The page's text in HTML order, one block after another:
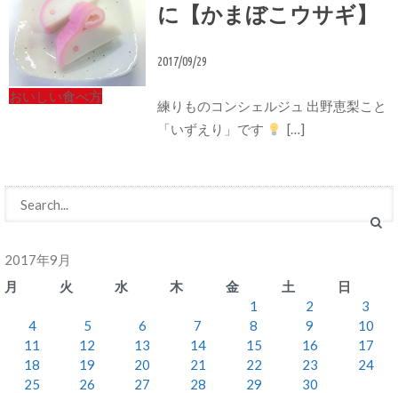
おいしい食べ方
に【かまぼこウサギ】
2017/09/29
練りものコンシェルジュ 出野恵梨こと
「いずえり」です
[…]
2017年9月
月
火 水 木 金 土
日
1
2
3
4
5 6 7 8 9
10
11
12 13 14 15 16
17
18
19 20 21 22 23
24
25
26 27 28 29
30